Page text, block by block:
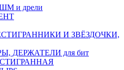
и дрели
И ЗВЁЗДОЧКИ,
ДЕРЖАТЕЛИ для бит